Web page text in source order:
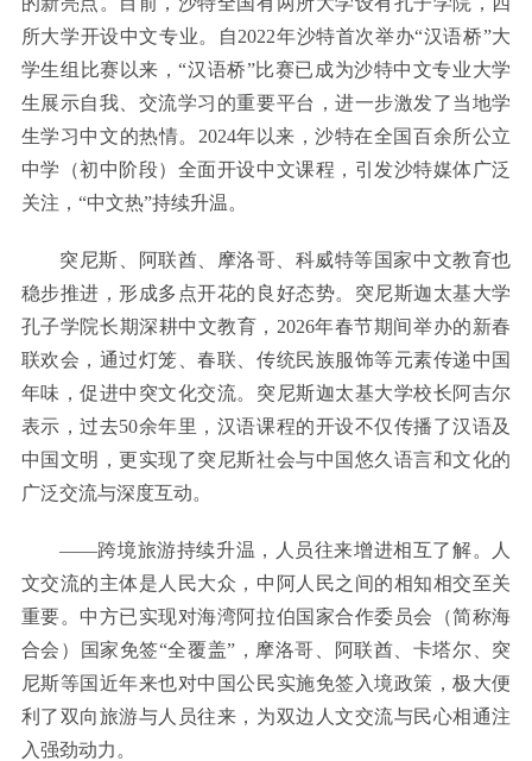
所大学开设中文专业。自2022年沙特首次举办“汉语桥”大
学生组比赛以来，“汉语桥”比赛已成为沙特中文专业大学
生展示自我、交流学习的重要平台，进一步激发了当地学
生学习中文的热情。2024年以来，沙特在全国百余所公立
中学（初中阶段）全面开设中文课程，引发沙特媒体广泛
关注，“中文热”持续升温。
突尼斯、阿联酋、摩洛哥、科威特等国家中文教育也
稳步推进，形成多点开花的良好态势。突尼斯迦太基大学
孔子学院长期深耕中文教育，2026年春节期间举办的新春
联欢会，通过灯笼、春联、传统民族服饰等元素传递中国
年味，促进中突文化交流。突尼斯迦太基大学校长阿吉尔
表示，过去50余年里，汉语课程的开设不仅传播了汉语及
中国文明，更实现了突尼斯社会与中国悠久语言和文化的
广泛交流与深度互动。
——跨境旅游持续升温，人员往来增进相互了解。人
文交流的主体是人民大众，中阿人民之间的相知相交至关
重要。中方已实现对海湾阿拉伯国家合作委员会（简称海
合会）国家免签“全覆盖”，摩洛哥、阿联酋、卡塔尔、突
尼斯等国近年来也对中国公民实施免签入境政策，极大便
利了双向旅游与人员往来，为双边人文交流与民心相通注
入强劲动力。